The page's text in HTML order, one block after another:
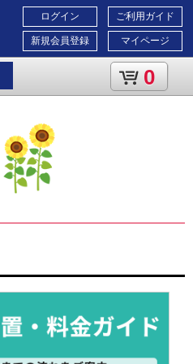
ご利用ガイド
マイページ
ログイン
新規会員登録
0